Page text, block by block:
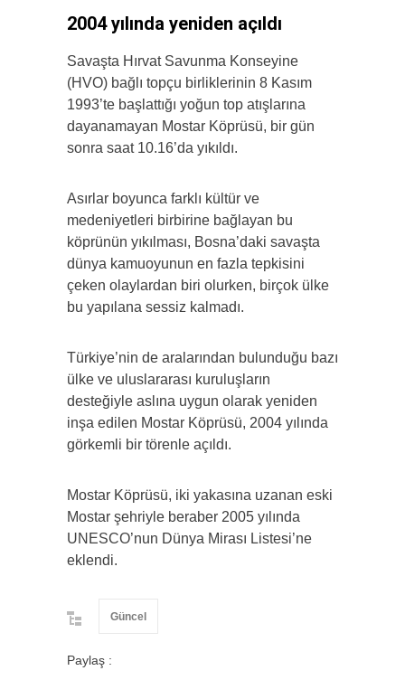
2004 yılında yeniden açıldı
Savaşta Hırvat Savunma Konseyine
(HVO) bağlı topçu birliklerinin 8 Kasım
1993’te başlattığı yoğun top atışlarına
dayanamayan Mostar Köprüsü, bir gün
sonra saat 10.16’da yıkıldı.
Asırlar boyunca farklı kültür ve
medeniyetleri birbirine bağlayan bu
köprünün yıkılması, Bosna’daki savaşta
dünya kamuoyunun en fazla tepkisini
çeken olaylardan biri olurken, birçok ülke
bu yapılana sessiz kalmadı.
Türkiye’nin de aralarından bulunduğu bazı
ülke ve uluslararası kuruluşların
desteğiyle aslına uygun olarak yeniden
inşa edilen Mostar Köprüsü, 2004 yılında
görkemli bir törenle açıldı.
Mostar Köprüsü, iki yakasına uzanan eski
Mostar şehriyle beraber 2005 yılında
UNESCO’nun Dünya Mirası Listesi’ne
eklendi.
Güncel
Paylaş :